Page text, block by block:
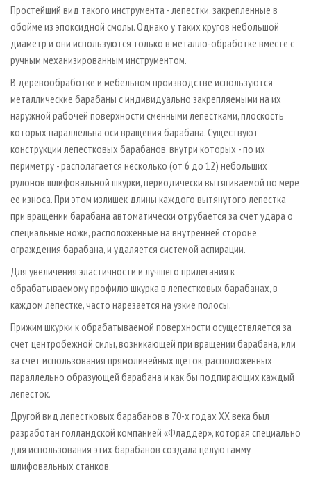
Простейший вид такого инструмента - лепестки, закрепленные в
обойме из эпоксидной смолы. Однако у таких кругов небольшой
диаметр и они используются только в металло-обработке вместе с
ручным механизированным инструментом.
В деревообработке и мебельном производстве используются
металлические барабаны с индивидуально закрепляемыми на их
наружной рабочей поверхности сменными лепестками, плоскость
которых параллельна оси вращения барабана. Существуют
конструкции лепестковых барабанов, внутри которых - по их
периметру - располагается несколько (от 6 до 12) небольших
рулонов шлифовальной шкурки, периодически вытягиваемой по мере
ее износа. При этом излишек длины каждого вытянутого лепестка
при вращении барабана автоматически отрубается за счет удара о
специальные ножи, расположенные на внутренней стороне
ограждения барабана, и удаляется системой аспирации.
Для увеличения эластичности и лучшего прилегания к
обрабатываемому профилю шкурка в лепестковых барабанах, в
каждом лепестке, часто нарезается на узкие полосы.
Прижим шкурки к обрабатываемой поверхности осуществляется за
счет центробежной силы, возникающей при вращении барабана, или
за счет использования прямолинейных щеток, расположенных
параллельно образующей барабана и как бы подпирающих каждый
лепесток.
Другой вид лепестковых барабанов в 70-х годах ХХ века был
разработан голландской компанией «Фладдер», которая специально
для использования этих барабанов создала целую гамму
шлифовальных станков.